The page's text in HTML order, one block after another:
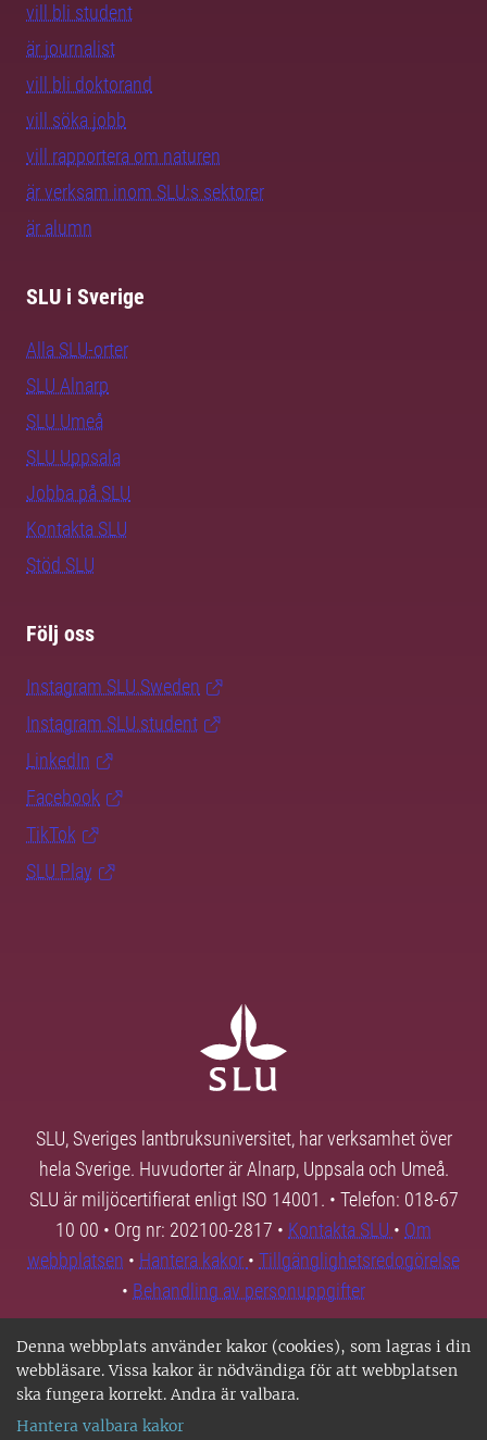
Denna webbplats använder kakor (cookies), som lagras i din
webbläsare. Vissa kakor är nödvändiga för att webbplatsen
ska fungera korrekt. Andra är valbara.
Hantera valbara kakor
vill bli student
är journalist
vill bli doktorand
vill söka jobb
vill rapportera om naturen
är verksam inom SLU:s sektorer
är alumn
SLU i Sverige
Alla SLU-orter
SLU Alnarp
SLU Umeå
SLU Uppsala
Jobba på SLU
Kontakta SLU
Stöd SLU
Följ oss
Instagram SLU.Sweden
Instagram SLU.student
LinkedIn
Facebook
TikTok
SLU Play
SLU, Sveriges lantbruksuniversitet, har verksamhet över
hela Sverige. Huvudorter är Alnarp, Uppsala och Umeå.
SLU är miljöcertifierat enligt ISO 14001. • Telefon: 018-67
10 00 • Org nr: 202100-2817 • Kontakta SLU • Om
webbplatsen • Hantera kakor • Tillgänglighetsredogörelse
• Behandling av personuppgifter